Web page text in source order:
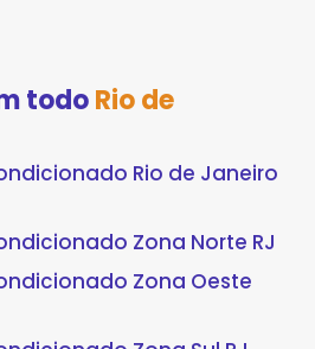
todoRio de
Rio de Janeiro
Zona Norte RJ
Zona Oeste